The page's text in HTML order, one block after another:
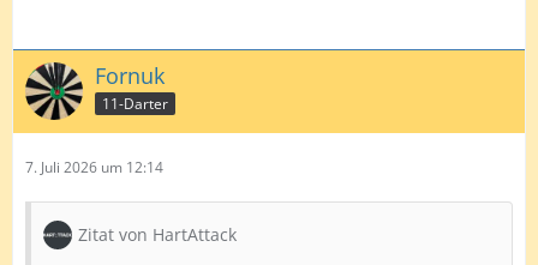
Fornuk
11-Darter
7. Juli 2026 um 12:14
Zitat von HartAttack